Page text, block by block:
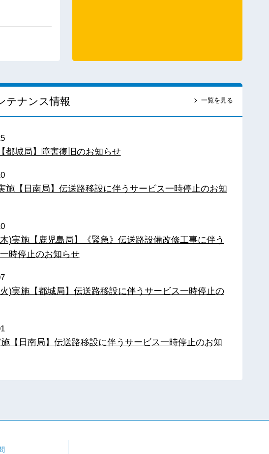
テナンス情報 一覧を見る
都城局】障害復旧のお知らせ
施【日南局】伝送路移設に伴うサービス一時停止のお知
)実施【鹿児島局】《緊急》伝送路設備改修工事に伴う
時停止のお知らせ
)実施【都城局】伝送路移設に伴うサービス一時停止の
【日南局】伝送路移設に伴うサービス一時停止のお知